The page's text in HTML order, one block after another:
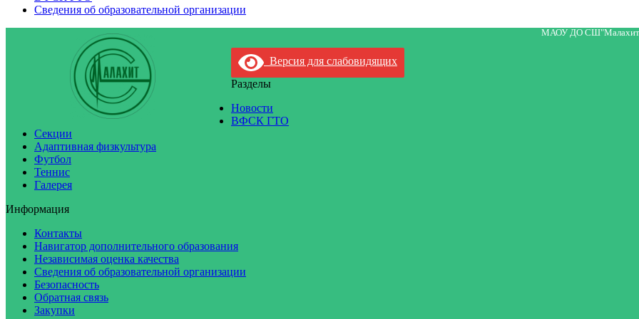
Сведения об образовательной организации
МАОУ ДО
Версия для слабовидящих
Разделы
Новости
ВФСК ГТО
Секции
Адаптивная физкультура
Футбол
Теннис
Галерея
Информация
Контакты
Навигатор дополнительного образования
Независимая оценка качества
Сведения об образовательной организации
Безопасность
Обратная связь
Закупки